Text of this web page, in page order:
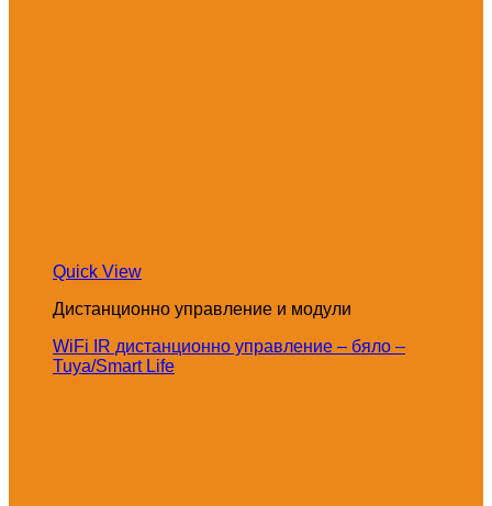
Quick View
Дистанционно управление и модули
WiFi IR дистанционно управление – бяло –
Tuya/Smart Life